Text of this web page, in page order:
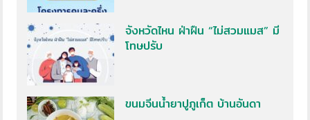
จังหวัดไหน ฝ่าฝืน “ไม่สวมแมส” มี
โทษปรับ
ขนมจีนน้ำยาปูภูเก็ต บ้านอันดา